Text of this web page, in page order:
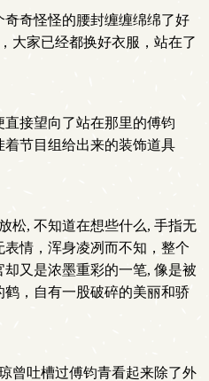
奇怪怪的腰封缠缠绵绵了好
大家已经都换好衣服，站在了
接望向了站在那里的傅钧
节目组给出来的装饰道具
松, 不知道在想些什么, 手指无
情，浑身凌冽而不知，整个
又是浓墨重彩的一笔, 像是被
，自有一股破碎的美丽和骄
曾吐槽过傅钧青看起来除了外